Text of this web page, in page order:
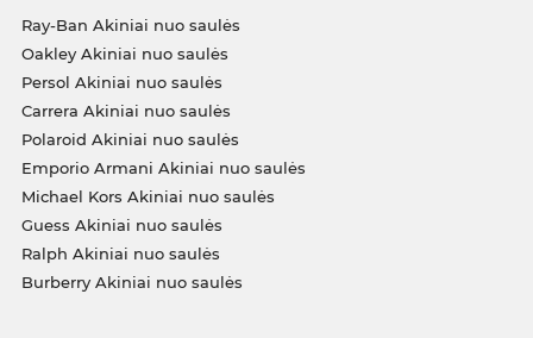
Ray-Ban Akiniai nuo saulės
Oakley Akiniai nuo saulės
Persol Akiniai nuo saulės
Carrera Akiniai nuo saulės
Polaroid Akiniai nuo saulės
Emporio Armani Akiniai nuo saulės
Michael Kors Akiniai nuo saulės
Guess Akiniai nuo saulės
Ralph Akiniai nuo saulės
Burberry Akiniai nuo saulės